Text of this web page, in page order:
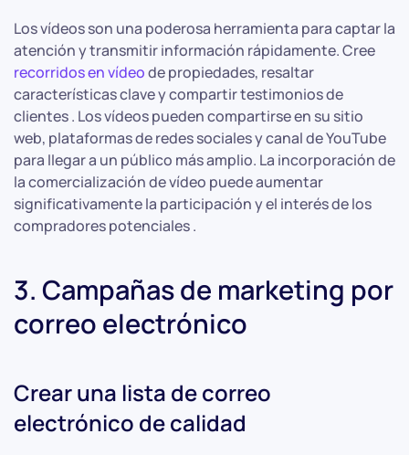
Los vídeos son una poderosa herramienta para captar la
atención y transmitir información rápidamente. Cree
recorridos en vídeode propiedades, resaltar
características clave y compartir testimonios de
clientes . Los vídeos pueden compartirse en su sitio
web, plataformas de redes sociales y canal de YouTube
para llegar a un público más amplio. La incorporación de
la comercialización de vídeo puede aumentar
significativamente la participación y el interés de los
compradores potenciales .
3. Campañas de marketing por
correo electrónico
Crear una lista de correo
electrónico de calidad